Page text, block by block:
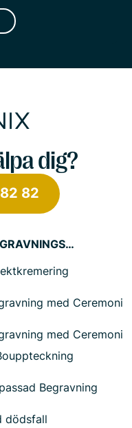
dig?
82
BEGRAVNINGSTJÄNSTER
med Ceremoni
med Ceremoni
Begravning
dödsfall